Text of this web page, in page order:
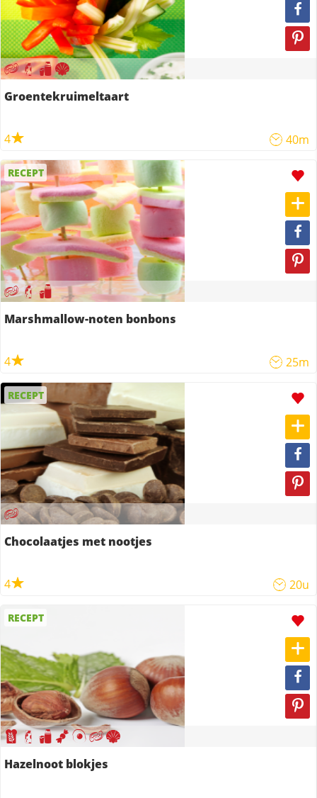
Groentekruimeltaart
4 40m
RECEPT
Marshmallow-noten bonbons
4 25m
RECEPT
Chocolaatjes met nootjes
4 20u
RECEPT
Hazelnoot blokjes